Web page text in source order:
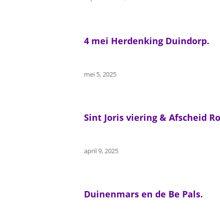
4 mei Herdenking Duindorp.
mei 5, 2025
Sint Joris viering & Afscheid
april 9, 2025
Duinenmars en de Be Pals.